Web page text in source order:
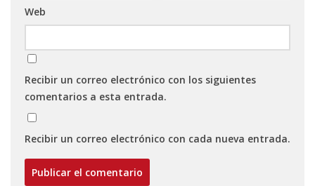
Web
Recibir un correo electrónico con los siguientes
comentarios a esta entrada.
Recibir un correo electrónico con cada nueva entrada.